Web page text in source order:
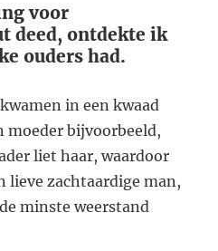
voor
deed, ontdekte ik
ouders had.
in een kwaad
moeder bijvoorbeeld,
liet haar, waardoor
lieve zachtaardige man,
minste weerstand